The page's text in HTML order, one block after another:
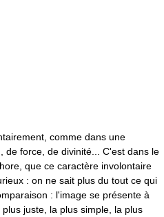
comme dans une
de force, de divinité... C'est dans le
que ce caractère involontaire
: on ne sait plus du tout ce qui
: l'image se présente à
juste, la plus simple, la plus